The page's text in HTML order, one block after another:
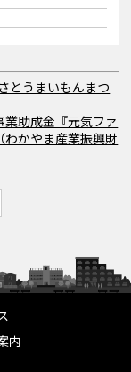
とうまいもんまつ
業助成金『元気ファ
かやま産業振興財
内